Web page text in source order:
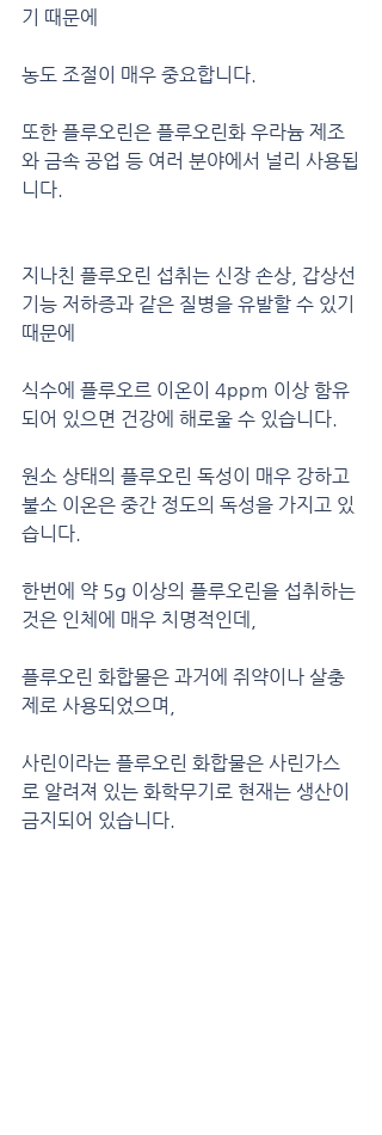
기 때문에
농도 조절이 매우 중요합니다.
또한 플루오린은 플루오린화 우라늄 제조
와 금속 공업 등 여러 분야에서 널리 사용됩
니다.
지나친 플루오린 섭취는 신장 손상, 갑상선
기능 저하증과 같은 질병을 유발할 수 있기
때문에
식수에 플루오르 이온이 4ppm 이상 함유
되어 있으면 건강에 해로울 수 있습니다.
원소 상태의 플루오린 독성이 매우 강하고
불소 이온은 중간 정도의 독성을 가지고 있
습니다.
한번에 약 5g 이상의 플루오린을 섭취하는
것은 인체에 매우 치명적인데,
플루오린 화합물은 과거에 쥐약이나 살충
제로 사용되었으며,
사린이라는 플루오린 화합물은 사린가스
로 알려져 있는 화학무기로 현재는 생산이
금지되어 있습니다.